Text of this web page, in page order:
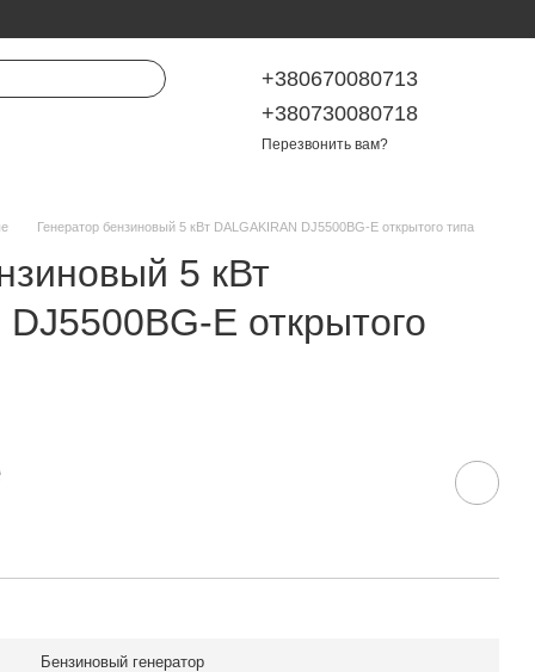
+380670080713
+380730080718
Перезвонить вам?
Генератор бензиновый 5 кВт DALGAKIRAN DJ5500BG-E открытого типа
5 кВт
E открытого
Бензиновый генератор